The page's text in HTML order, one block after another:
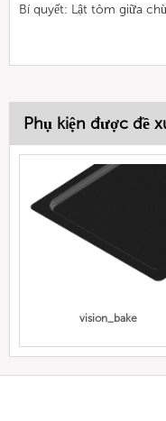
Bí quyết: Lật tôm giữa
Phụ kiện được đề
vision_bake